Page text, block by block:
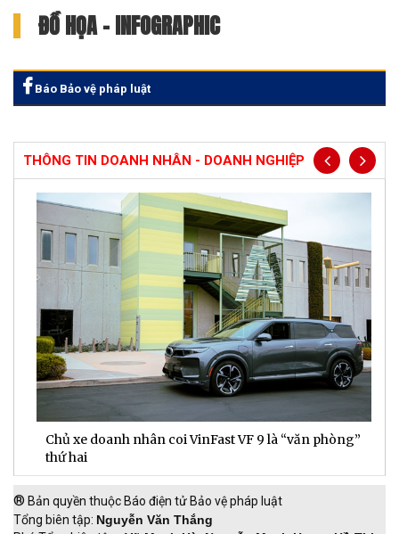
ĐỒ HỌA - INFOGRAPHIC
Báo Bảo vệ pháp luật
THÔNG TIN DOANH NHÂN - DOANH NGHIỆP
Chủ xe doanh nhân coi VinFast VF 9 là “văn phòng”
thứ hai
® Bản quyền thuộc Báo điện tử Bảo vệ pháp luật
Tổng biên tập: Nguyễn Văn Thắng